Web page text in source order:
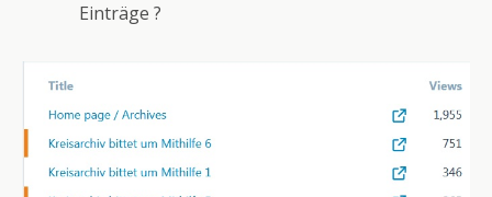
Einträge ?